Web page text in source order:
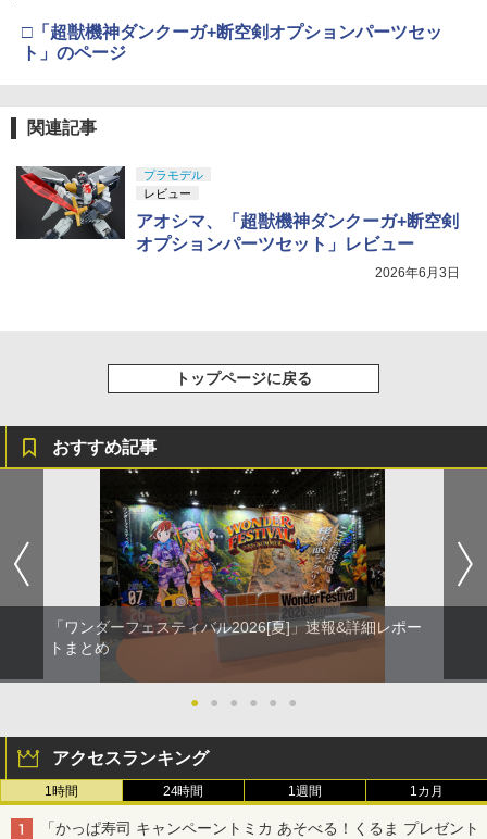
□「超獣機神ダンクーガ+断空剣オプションパーツセッ
ト」のページ
関連記事
プラモデル
レビュー
アオシマ、「超獣機神ダンクーガ+断空剣
オプションパーツセット」レビュー
2026年6月3日
トップページに戻る
おすすめ記事
「ワンダーフェスティバル2026[夏]」速報&詳細レポー
トまとめ
● ● ● ● ● ●
アクセスランキング
1時間 24時間 1週間 1カ月
「かっぱ寿司 キャンペーントミカ あそべる！くるま プレゼント